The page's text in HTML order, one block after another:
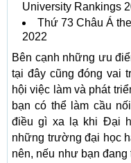
University Rankings
Thứ 73 Châu Á
2022
Bên cạnh những ưu
tại đây cũng đóng vai
hội việc làm và phát
bạn có thể làm cầu
điều gì xa lạ khi Đại
những trường đại học
nên, nếu như bạn đang